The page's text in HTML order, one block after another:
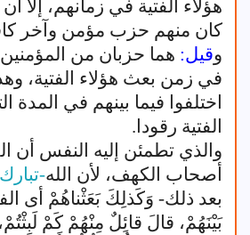
هؤلاء الفتية في زمانهم، إلا
كان منهم حزب مؤمن وآخر
وقيل: هما حزبان من
في زمن بعث هؤلاء الفتية،
اختلفوا فيما بينهم في المدة
الفتية رقودا.
والذي تطمئن إليه النفس أن
أصحاب الكهف، لأن الله-
بعد ذلك- وَكَذلِكَ بَعَثْناهُمْ أى
بَيْنَهُمْ، قالَ قائِلٌ مِنْهُمْ كَمْ لَبِثْتُمْ،